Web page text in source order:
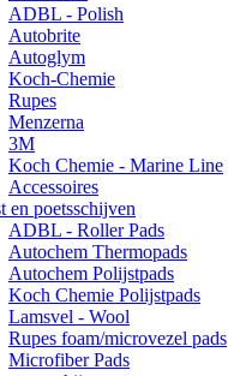
ADBL - Polish
Autobrite
Autoglym
Koch-Chemie
Rupes
Menzerna
3M
Koch Chemie - Marine Line
Accessoires
en poetsschijven
ADBL - Roller Pads
Autochem Thermopads
Autochem Polijstpads
Koch Chemie Polijstpads
Lamsvel - Wool
Rupes foam/microvezel pads
Microfiber Pads